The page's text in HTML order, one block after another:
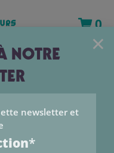
0
×
NOTRE
newsletter et
*